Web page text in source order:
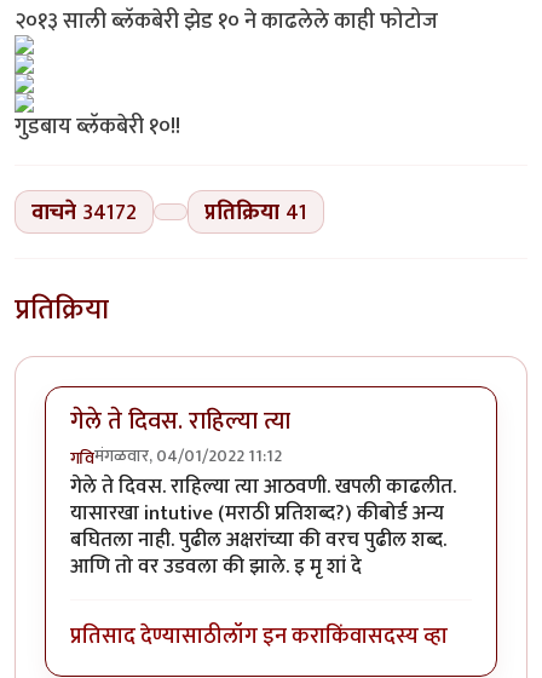
२०१३ साली ब्लॅकबेरी झेड १० ने काढलेले काही फोटोज
गुडबाय ब्लॅकबेरी १०!!
वाचने 34172 प्रतिक्रिया 41
प्रतिक्रिया
गेले ते दिवस. राहिल्या त्या
गविमंगळवार, 04/01/2022 11:12
गेले ते दिवस. राहिल्या त्या आठवणी. खपली काढलीत.
यासारखा intutive (मराठी प्रतिशब्द?) कीबोर्ड अन्य
बघितला नाही. पुढील अक्षरांच्या की वरच पुढील शब्द.
आणि तो वर उडवला की झाले. इ मृ शां दे
प्रतिसाद देण्यासाठीलॉग इन कराकिंवासदस्य व्हा